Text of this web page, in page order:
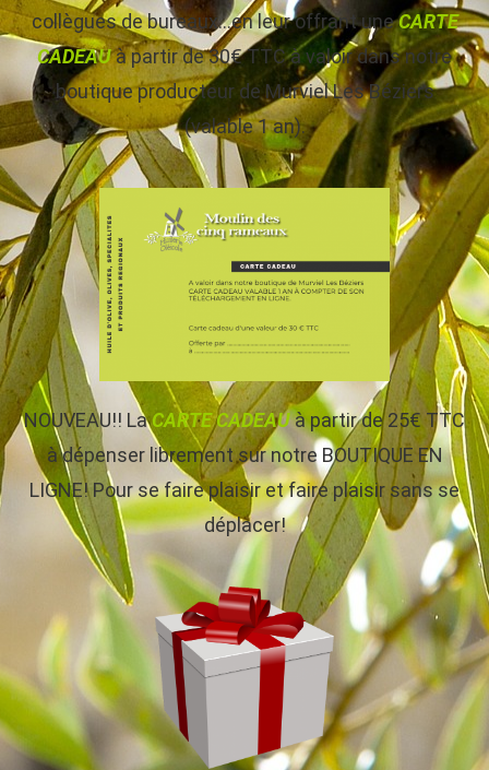
collègues de bureaux…en leur offrant uneCARTE
CADEAUà partir de 30€ TTC à valoir dans notre
boutique producteur de Murviel Les Béziers
(valable 1 an).
NOUVEAU!! LaCARTE CADEAUà partir de 25€ TTC
à dépenser librement sur notre BOUTIQUE EN
LIGNE! Pour se faire plaisir et faire plaisir sans se
déplacer!